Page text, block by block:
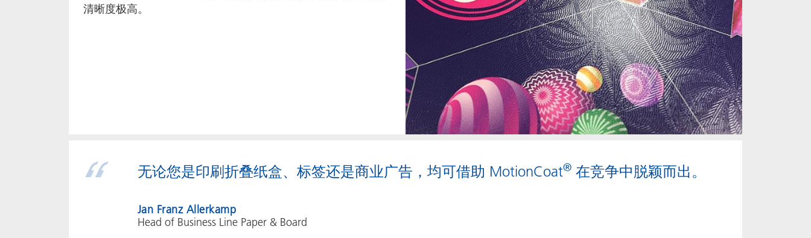
清晰度极高。
无论您是印刷折叠纸盒、标签还是商业广告，均可借助 MotionCoat®在竞争中脱颖而出。
Jan Franz Allerkamp
Head of Business Line Paper & Board